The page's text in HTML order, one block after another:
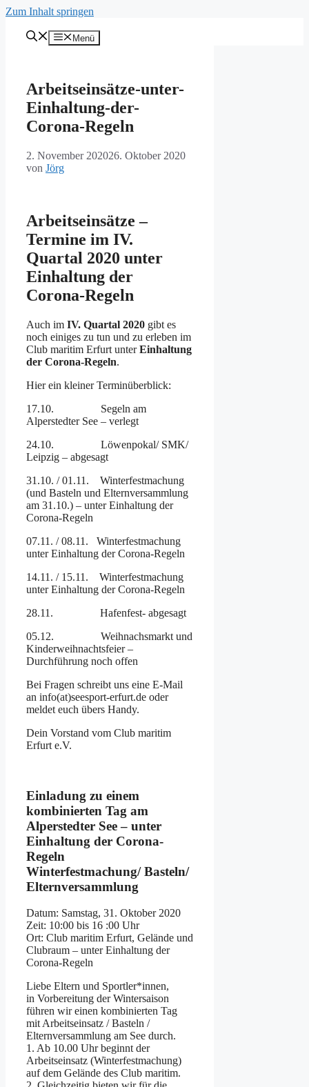
Zum Inhalt springen
Menü
Arbeitseinsätze-unter-
Einhaltung-der-
Corona-Regeln
2. November 202026. Oktober 2020
von Jörg
Arbeitseinsätze –
Termine im IV.
Quartal 2020 unter
Einhaltung der
Corona-Regeln
Auch im IV. Quartal 2020 gibt es
noch einiges zu tun und zu erleben im
Club maritim Erfurt unterEinhaltung
der Corona-Regeln.
Hier ein kleiner Terminüberblick:
17.10. Segeln am
Alperstedter See – verlegt
24.10. Löwenpokal/ SMK/
Leipzig – abgesagt
31.10. / 01.11. Winterfestmachung
(und Basteln und Elternversammlung
am 31.10.) – unter Einhaltung der
Corona-Regeln
07.11. / 08.11. Winterfestmachung
unter Einhaltung der Corona-Regeln
14.11. / 15.11. Winterfestmachung
unter Einhaltung der Corona-Regeln
28.11. Hafenfest- abgesagt
05.12. Weihnachsmarkt und
Kinderweihnachtsfeier –
Durchführung noch offen
Bei Fragen schreibt uns eine E-Mail
an info(at)seesport-erfurt.de oder
meldet euch übers Handy.
Dein Vorstand vom Club maritim
Erfurt e.V.
Einladung zu einem
kombinierten Tag am
Alperstedter See – unter
Einhaltung der Corona-
Regeln
Winterfestmachung/ Basteln/
Elternversammlung
Datum: Samstag, 31. Oktober 2020
Zeit: 10:00 bis 16 :00 Uhr
Ort: Club maritim Erfurt, Gelände und
Clubraum – unter Einhaltung der
Corona-Regeln
Liebe Eltern und Sportler*innen,
in Vorbereitung der Wintersaison
führen wir einen kombinierten Tag
mit Arbeitseinsatz / Basteln /
Elternversammlung am See durch.
1. Ab 10.00 Uhr beginnt der
Arbeitseinsatz (Winterfestmachung)
auf dem Gelände des Club maritim.